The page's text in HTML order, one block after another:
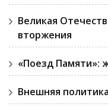
Великая
вторжения
«Поезд Памяти»:
Внешняя